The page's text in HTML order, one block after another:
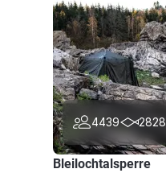
4439 2828
Bleilochtalsperre